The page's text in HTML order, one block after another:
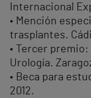
Internacional
• Mención
trasplantes.
• Tercer
Urología.
• Beca para
2012.